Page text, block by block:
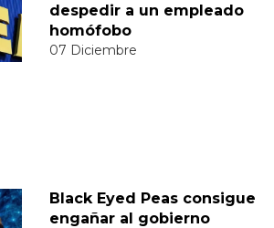
despedir a un empleado
homófobo
07 Diciembre
Black Eyed Peas consigue
engañar al gobierno